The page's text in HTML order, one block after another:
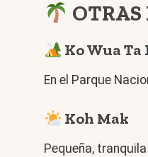
Ko Wua Ta
En el Parque
Koh Mak
Pequeña,